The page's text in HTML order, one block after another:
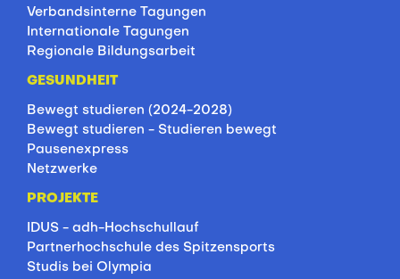
Verbandsinterne Tagungen
Internationale Tagungen
Regionale Bildungsarbeit
GESUNDHEIT
Bewegt studieren (2024-2028)
Bewegt studieren - Studieren bewegt
Pausenexpress
Netzwerke
PROJEKTE
IDUS - adh-Hochschullauf
Partnerhochschule des Spitzensports
Studis bei Olympia